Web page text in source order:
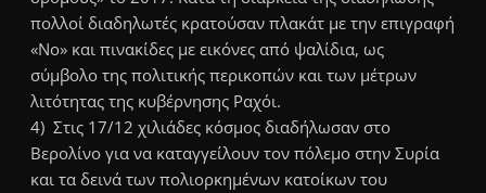
πολλοί διαδηλωτές κρατούσαν πλακάτ με την επιγραφή
«No» και πινακίδες με εικόνες από ψαλίδια, ως
σύμβολο της πολιτικής περικοπών και των μέτρων
λιτότητας της κυβέρνησης Ραχόι.
4) Στις 17/12 χιλιάδες κόσμος διαδήλωσαν στο
Βερολίνο για να καταγγείλουν τον πόλεμο στην Συρία
και τα δεινά των πολιορκημένων κατοίκων του